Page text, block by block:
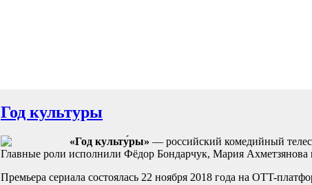
Год культуры
«Год культу́ры» — российский комедийный
Главные роли исполнили Фёдор Бондарчук, Мария
Премьера сериала состоялась 22 ноября 2018 года на OTT-